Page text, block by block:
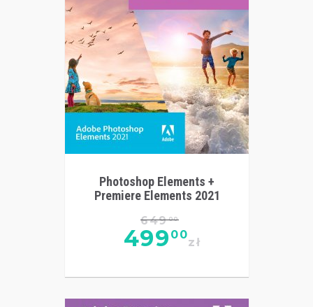
Photoshop Elements +
Premiere Elements 2021
64900
499 00
zł